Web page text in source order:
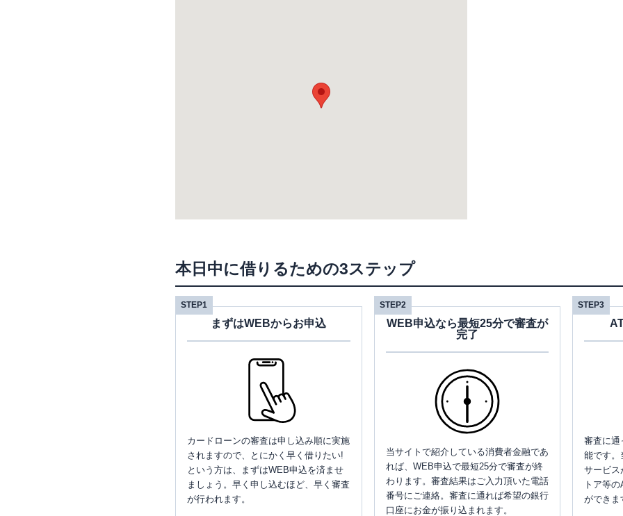
本日中に借りるための3ステップ
STEP1
まずはWEBからお申込
カードローンの審査は申し込み順に実施
されますので、とにかく早く借りたい!
という方は、まずはWEB申込を済ませ
ましょう。早く申し込むほど、早く審査
が行われます。
STEP2
WEB申込なら最短25分で審査が
完了
当サイトで紹介している消費者金融であ
れば、WEB申込で最短25分で審査が終
わります。審査結果はご入力頂いた電話
番号にご連絡。審査に通れば希望の銀行
口座にお金が振り込まれます。
STEP3
審査に通
能です。
サービス
トア等
ができま